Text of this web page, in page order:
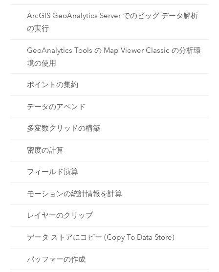
ArcGIS GeoAnalytics Server でのビッグ データ解析
の実行
GeoAnalytics Tools の Map Viewer Classic の分析環
境の使用
ポイントの集約
データのアペンド
多変数グリッドの構築
密度の計算
フィールド演算
モーションの統計情報を計算
レイヤーのクリップ
データ ストアにコピー (Copy To Data Store)
バッファーの作成